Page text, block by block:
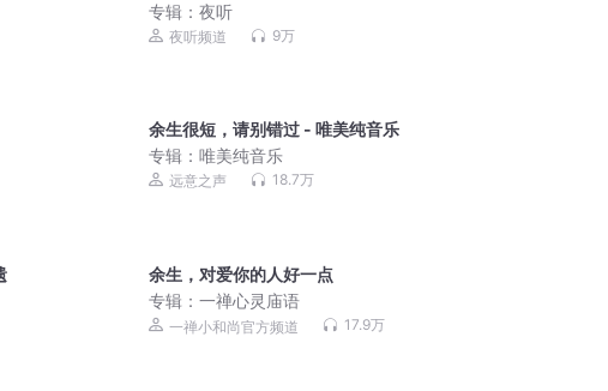
专辑：夜听
夜听频道 9万
余生很短，请别错过 - 唯美纯音乐
专辑：唯美纯音乐
远意之声 18.7万
余生，对爱你的人好一点
专辑：一禅心灵庙语
一禅小和尚官方频道 17.9万